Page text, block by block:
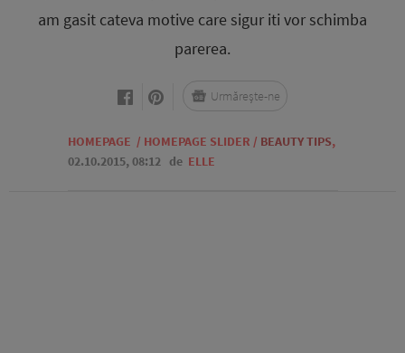
am gasit cateva motive care sigur iti vor schimba
parerea.
HOMEPAGE / HOMEPAGE SLIDER / BEAUTY TIPS,
02.10.2015, 08:12 de ELLE
Urmărește-ne